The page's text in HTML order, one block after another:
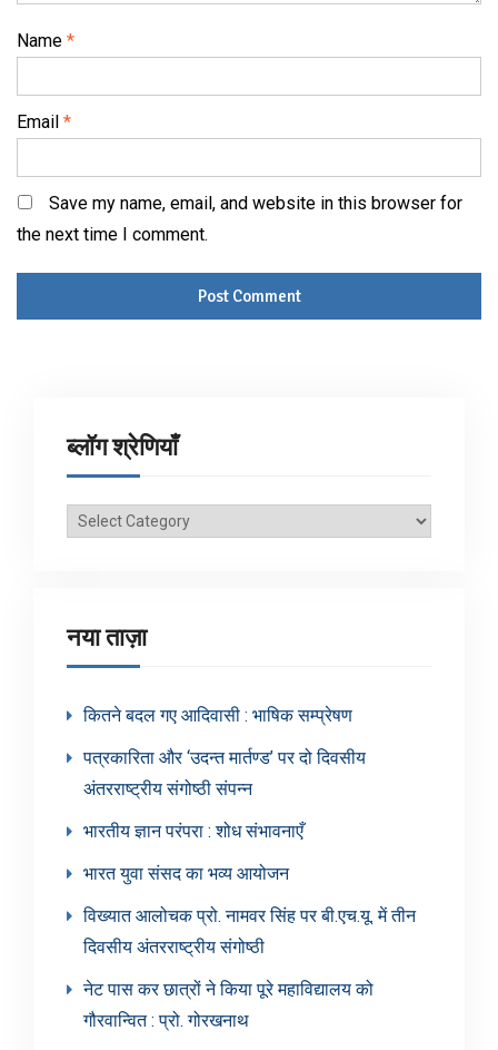
Name *
Email *
Save my name, email, and website in this browser for
the next time I comment.
ब्लॉग श्रेणियाँ
ब्लॉग
नया ताज़ा
कितने बदल गए आदिवासी : भाषिक सम्प्रेषण
पत्रकारिता और ‘उदन्त मार्तण्ड’ पर दो दिवसीय
अंतरराष्ट्रीय संगोष्ठी संपन्न
भारतीय ज्ञान परंपरा : शोध संभावनाएँ
भारत युवा संसद का भव्य आयोजन
विख्यात आलोचक प्रो. नामवर सिंह पर बी.एच.यू. में तीन
दिवसीय अंतरराष्ट्रीय संगोष्ठी
नेट पास कर छात्रों ने किया पूरे महाविद्यालय को
गौरवान्वित : प्रो. गोरखनाथ